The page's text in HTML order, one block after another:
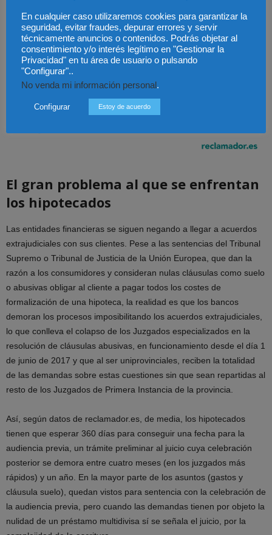
El gran problema al que se enfrentan
los hipotecados
Las entidades financieras se siguen negando a llegar a acuerdos
extrajudiciales con sus clientes. Pese a las sentencias del Tribunal
Supremo o Tribunal de Justicia de la Unión Europea, que dan la
razón a los consumidores y consideran nulas cláusulas como suelo
o abusivas obligar al cliente a pagar todos los costes de
formalización de una hipoteca, la realidad es que los bancos
demoran los procesos imposibilitando los acuerdos extrajudiciales,
lo que conlleva el colapso de los Juzgados especializados en la
resolución de cláusulas abusivas, en funcionamiento desde el día 1
de junio de 2017 y que al ser uniprovinciales, reciben la totalidad
de las demandas sobre estas cuestiones sin que sean repartidas al
resto de los Juzgados de Primera Instancia de la provincia.
Así, según datos de reclamador.es, de media, los hipotecados
tienen que esperar 360 días para conseguir una fecha para la
audiencia previa, un trámite preliminar al juicio cuya celebración
posterior se demora entre cuatro meses (en los juzgados más
rápidos) y un año. En la mayor parte de los asuntos (gastos y
cláusula suelo), quedan vistos para sentencia con la celebración de
la audiencia previa, pero cuando las demandas tienen por objeto la
nulidad de un préstamo multidivisa sí se señala el juicio, por la
En cualquier caso utilizaremos cookies para garantizar la
seguridad, evitar fraudes, depurar errores y servir
técnicamente anuncios o contenidos. Podrás objetar al
consentimiento y/o interés legítimo en "Gestionar la
Privacidad" en tu área de usuario o pulsando
"Configurar"..
No venda mi información personal.
Configurar Estoy de acuerdo